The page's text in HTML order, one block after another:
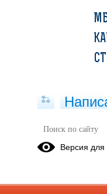
История школы
Версия